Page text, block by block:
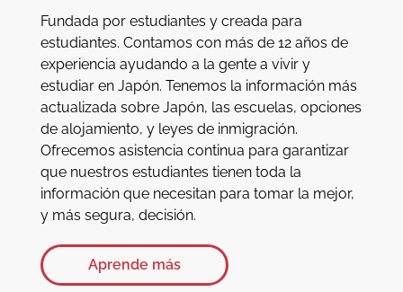
Fundada por estudiantes y creada para
estudiantes. Contamos con más de 12 años de
experiencia ayudando a la gente a vivir y
estudiar en Japón. Tenemos la información más
actualizada sobre Japón, las escuelas, opciones
de alojamiento, y leyes de inmigración.
Ofrecemos asistencia continua para garantizar
que nuestros estudiantes tienen toda la
información que necesitan para tomar la mejor,
y más segura, decisión.
Aprende más